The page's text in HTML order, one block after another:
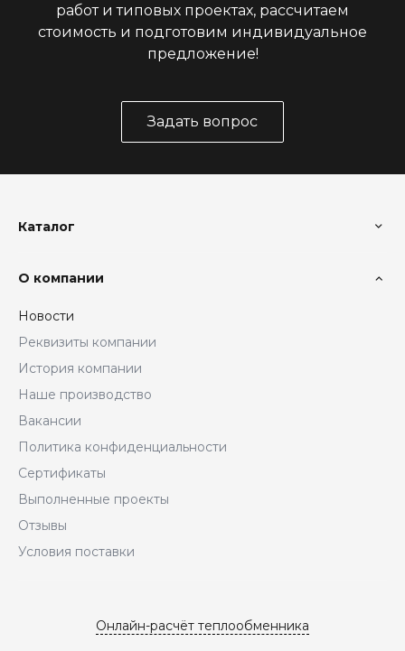
работ и типовых проектах, рассчитаем
стоимость и подготовим индивидуальное
предложение!
Задать вопрос
Каталог
О компании
Новости
Реквизиты компании
История компании
Наше производство
Вакансии
Политика конфиденциальности
Сертификаты
Выполненные проекты
Отзывы
Условия поставки
Онлайн-расчёт теплообменника